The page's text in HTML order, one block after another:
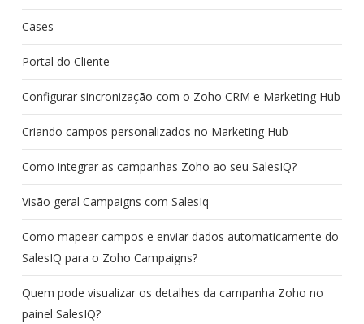
Cases
Portal do Cliente
Configurar sincronização com o Zoho CRM e Marketing Hub
Criando campos personalizados no Marketing Hub
Como integrar as campanhas Zoho ao seu SalesIQ?
Visão geral Campaigns com SalesIq
Como mapear campos e enviar dados automaticamente do
SalesIQ para o Zoho Campaigns?
Quem pode visualizar os detalhes da campanha Zoho no
painel SalesIQ?